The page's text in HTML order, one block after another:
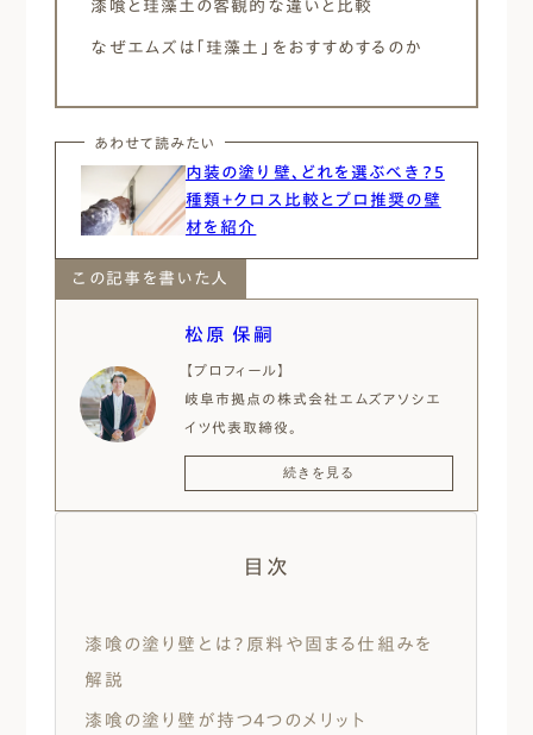
漆喰と珪藻土の客観的な違いと比較
なぜエムズは「珪藻土」をおすすめするのか
あわせて読みたい
内装の塗り壁、どれを選ぶべき？5
種類＋クロス比較とプロ推奨の壁
材を紹介
この記事を書いた人
松原 保嗣
【プロフィール】
岐阜市拠点の株式会社エムズアソシエ
イツ代表取締役。
20年以上、注文住宅の設計施工に携わ
り、高気密・高断熱住宅やパッシブデザイ
ンを取り入れた設計を通して、圧倒的な
自社ブログや年間100回以上のセミナー
【保有資格】
診断士、気密測定技能者、地盤インスペ
続きを見る
目次
漆喰の塗り壁とは？原料や固まる仕組みを
解説
漆喰の塗り壁が持つ4つのメリット